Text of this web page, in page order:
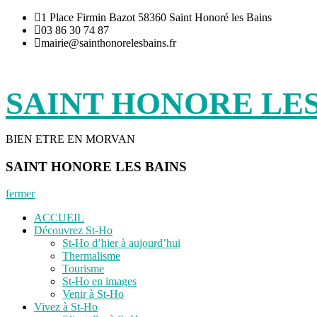
Aller
contenu
1 Place Firmin Bazot 58360 Saint Honoré les Bains
03 86 30 74 87
mairie@sainthonorelesbains.fr
SAINT HONORE
BIEN ETRE EN MORVAN
SAINT HONORE LES BAINS
fermer
ACCUEIL
Découvrez St-Ho
St-Ho d’hier à aujourd’hui
Thermalisme
Tourisme
St-Ho en images
Venir à St-Ho
Vivez à St-Ho